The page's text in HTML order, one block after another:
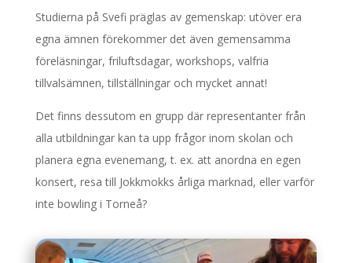
Studierna på Svefi präglas av gemenskap: utöver era
egna ämnen förekommer det även gemensamma
föreläsningar, friluftsdagar, workshops, valfria
tillvalsämnen, tillställningar och mycket annat!
Det finns dessutom en grupp där representanter från
alla utbildningar kan ta upp frågor inom skolan och
planera egna evenemang, t. ex. att anordna en egen
konsert, resa till Jokkmokks årliga marknad, eller varför
inte bowling i Torneå?